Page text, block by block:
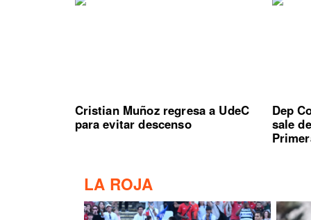
Cristian Muñoz regresa a UdeC
para evitar descenso
Dep
sale
LA ROJA